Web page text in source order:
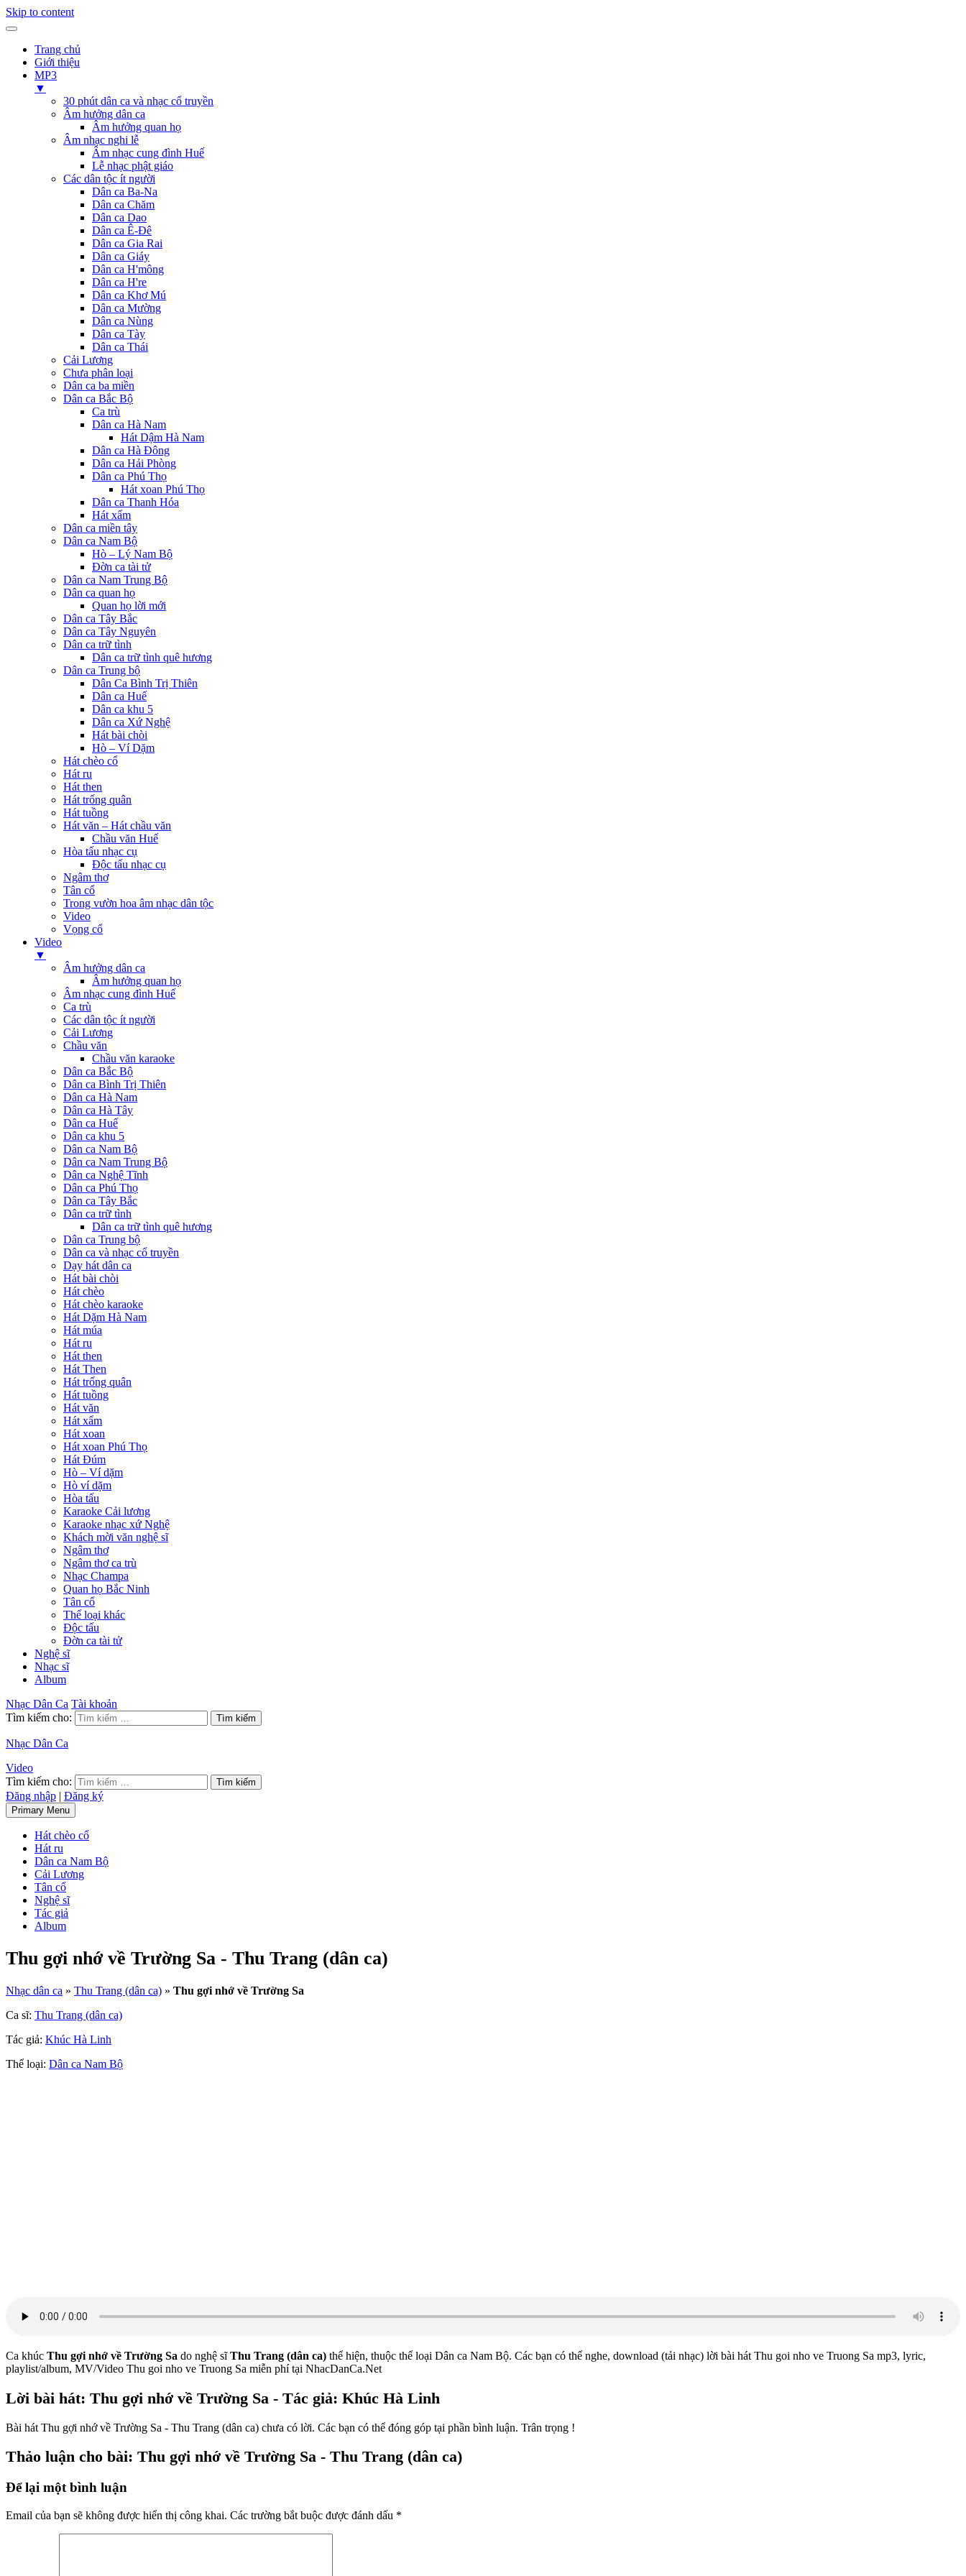
Skip to content
Trang chủ
Giới thiệu
MP3
▼
30 phút dân ca và nhạc cổ truyền
Âm hưởng dân ca
Âm hưởng quan họ
Âm nhạc nghi lễ
Âm nhạc cung đình Huế
Lễ nhạc phật giáo
Các dân tộc ít người
Dân ca Ba-Na
Dân ca Chăm
Dân ca Dao
Dân ca Ê-Đê
Dân ca Gia Rai
Dân ca Giáy
Dân ca H'mông
Dân ca H're
Dân ca Khơ Mú
Dân ca Mường
Dân ca Nùng
Dân ca Tày
Dân ca Thái
Cải Lương
Chưa phân loại
Dân ca ba miền
Dân ca Bắc Bộ
Ca trù
Dân ca Hà Nam
Hát Dậm Hà Nam
Dân ca Hà Đông
Dân ca Hải Phòng
Dân ca Phú Thọ
Hát xoan Phú Thọ
Dân ca Thanh Hóa
Hát xẩm
Dân ca miền tây
Dân ca Nam Bộ
Hò – Lý Nam Bộ
Đờn ca tài tử
Dân ca Nam Trung Bộ
Dân ca quan họ
Quan họ lời mới
Dân ca Tây Bắc
Dân ca Tây Nguyên
Dân ca trữ tình
Dân ca trữ tình quê hương
Dân ca Trung bộ
Dân Ca Bình Trị Thiên
Dân ca Huế
Dân ca khu 5
Dân ca Xứ Nghệ
Hát bài chòi
Hò – Ví Dặm
Hát chèo cổ
Hát ru
Hát then
Hát trống quân
Hát tuồng
Hát văn – Hát chầu văn
Chầu văn Huế
Hòa tấu nhạc cụ
Độc tấu nhạc cụ
Ngâm thơ
Tân cổ
Trong vườn hoa âm nhạc dân tộc
Video
Vọng cổ
Video
▼
Âm hưởng dân ca
Âm hưởng quan họ
Âm nhạc cung đình Huế
Ca trù
Các dân tộc ít người
Cải Lương
Chầu văn
Chầu văn karaoke
Dân ca Bắc Bộ
Dân ca Bình Trị Thiên
Dân ca Hà Nam
Dân ca Hà Tây
Dân ca Huế
Dân ca khu 5
Dân ca Nam Bộ
Dân ca Nam Trung Bộ
Dân ca Nghệ Tĩnh
Dân ca Phú Thọ
Dân ca Tây Bắc
Dân ca trữ tình
Dân ca trữ tình quê hương
Dân ca Trung bộ
Dân ca và nhạc cổ truyền
Dạy hát dân ca
Hát bài chòi
Hát chèo
Hát chèo karaoke
Hát Dặm Hà Nam
Hát múa
Hát ru
Hát then
Hát Then
Hát trống quân
Hát tuồng
Hát văn
Hát xẩm
Hát xoan
Hát xoan Phú Thọ
Hát Đúm
Hò – Ví dặm
Hò ví dặm
Hòa tấu
Karaoke Cải lương
Karaoke nhạc xứ Nghệ
Khách mời văn nghệ sĩ
Ngâm thơ
Ngâm thơ ca trù
Nhạc Champa
Quan họ Bắc Ninh
Tân cổ
Thể loại khác
Độc tấu
Đờn ca tài tử
Nghệ sĩ
Nhạc sĩ
Album
Nhạc Dân Ca Tài khoản
Tìm kiếm cho:
Nhạc Dân Ca
Video
Tìm kiếm cho:
Đăng nhập | Đăng ký
Primary Menu
Hát chèo cổ
Hát ru
Dân ca Nam Bộ
Cải Lương
Tân cổ
Nghệ sĩ
Tác giả
Album
Thu gợi nhớ về Trường Sa - Thu Trang (dân ca)
Nhạc dân ca » Thu Trang (dân ca) » Thu gợi nhớ về Trường Sa
Ca sĩ: Thu Trang (dân ca)
Tác giả: Khúc Hà Linh
Thể loại: Dân ca Nam Bộ
Ca khúc Thu gợi nhớ về Trường Sa do nghệ sĩThu Trang (dân ca) thể hiện, thuộc thể loại Dân ca Nam Bộ. Các bạn có thể nghe, download (tải nhạc) lời bài hát Thu goi nho ve Truong Sa mp3, lyric,
playlist/album, MV/Video Thu goi nho ve Truong Sa miễn phí tại NhacDanCa.Net
Lời bài hát: Thu gợi nhớ về Trường Sa - Tác giả: Khúc Hà Linh
Bài hát Thu gợi nhớ về Trường Sa - Thu Trang (dân ca) chưa có lời. Các bạn có thể đóng góp tại phần bình luận. Trân trọng !
Thảo luận cho bài: Thu gợi nhớ về Trường Sa - Thu Trang (dân ca)
Để lại một bình luận
Email của bạn sẽ không được hiển thị công khai. Các trường bắt buộc được đánh dấu *